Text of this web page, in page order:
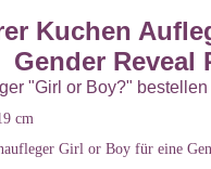
Kuchen
Gender Reveal
"Girl or Boy?" bestellen
cm
Girl or Boy für eine